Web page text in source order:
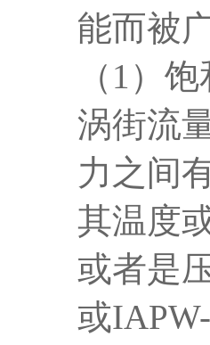
能而被
（1）
涡街流
力之间
其温度
或者是
或